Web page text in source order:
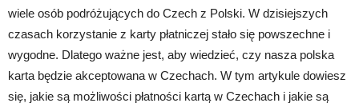
wiele osób podróżujących do Czech z Polski. W dzisiejszych
czasach korzystanie z karty płatniczej stało się powszechne i
wygodne. Dlatego ważne jest, aby wiedzieć, czy nasza polska
karta będzie akceptowana w Czechach. W tym artykule dowiesz
się, jakie są możliwości płatności kartą w Czechach i jakie są